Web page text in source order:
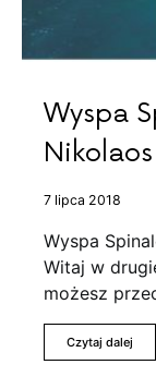
Wyspa
7 lipca 2018
Wyspa
Witaj w
możesz
Czytaj dalej